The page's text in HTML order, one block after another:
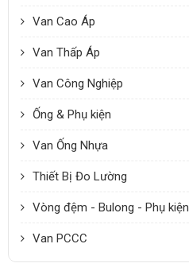
Van Cao Áp
Van Thấp Áp
Van Công Nghiệp
Ống & Phụ kiện
Van Ống Nhựa
Thiết Bị Đo Lường
Vòng đệm - Bulong - Phụ kiện
Van PCCC